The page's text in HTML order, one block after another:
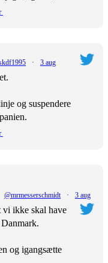
· 3 aug
og suspendere
@mrmesserschmidt · 3 aug
vi ikke skal have
og igangsætte